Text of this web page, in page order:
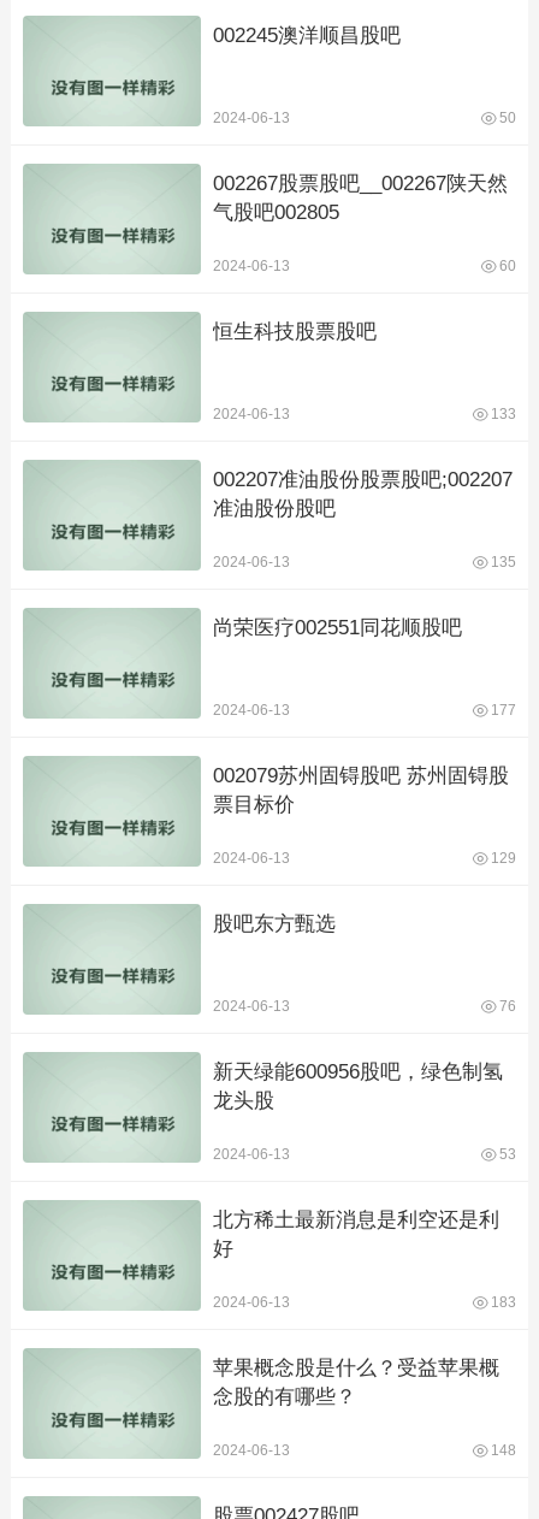
002245澳洋顺昌股吧
2024-06-13 50
002267股票股吧__002267陕天然
气股吧002805
2024-06-13 60
恒生科技股票股吧
2024-06-13 133
002207准油股份股票股吧;002207
准油股份股吧
2024-06-13 135
尚荣医疗002551同花顺股吧
2024-06-13 177
002079苏州固锝股吧 苏州固锝股
票目标价
2024-06-13 129
股吧东方甄选
2024-06-13 76
新天绿能600956股吧，绿色制氢
龙头股
2024-06-13 53
北方稀土最新消息是利空还是利
好
2024-06-13 183
苹果概念股是什么？受益苹果概
念股的有哪些？
2024-06-13 148